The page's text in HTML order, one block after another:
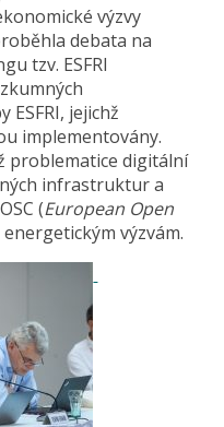
výzvy
debata na
tzv. ESFRI
jejichž
implementovány.
problematice digitální
infrastruktur a
(European Open
výzvám.